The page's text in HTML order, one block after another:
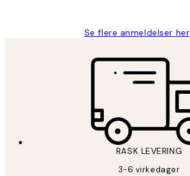
Se flere anmeldelser her
RASK LEVERING
3-6 virkedager